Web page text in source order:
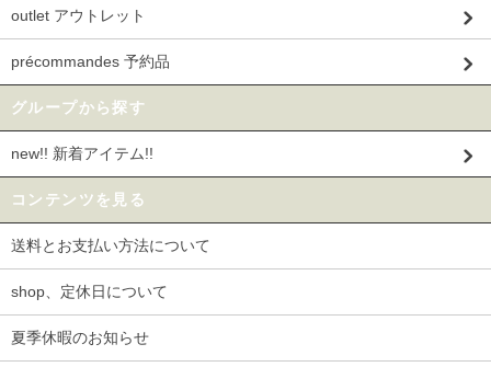
outlet アウトレット
précommandes 予約品
グループから探す
new!! 新着アイテム!!
コンテンツを見る
送料とお支払い方法について
shop、定休日について
夏季休暇のお知らせ